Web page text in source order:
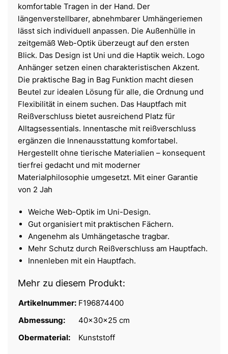
komfortable Tragen in der Hand. Der
längenverstellbarer, abnehmbarer Umhängeriemen
lässt sich individuell anpassen. Die Außenhülle in
zeitgemäß Web-Optik überzeugt auf den ersten
Blick. Das Design ist Uni und die Haptik weich. Logo
Anhänger setzen einen charakteristischen Akzent.
Die praktische Bag in Bag Funktion macht diesen
Beutel zur idealen Lösung für alle, die Ordnung und
Flexibilität in einem suchen. Das Hauptfach mit
Reißverschluss bietet ausreichend Platz für
Alltagsessentials. Innentasche mit reißverschluss
ergänzen die Innenausstattung komfortabel.
Hergestellt ohne tierische Materialien – konsequent
tierfrei gedacht und mit moderner
Materialphilosophie umgesetzt. Mit einer Garantie
von 2 Jah
Weiche Web-Optik im Uni-Design.
Gut organisiert mit praktischen Fächern.
Angenehm als Umhängetasche tragbar.
Mehr Schutz durch Reißverschluss am Hauptfach.
Innenleben mit ein Hauptfach.
Mehr zu diesem Produkt:
Artikelnummer: F196874400
Abmessung:
40x30x25 cm
Obermaterial:
Kunststoff